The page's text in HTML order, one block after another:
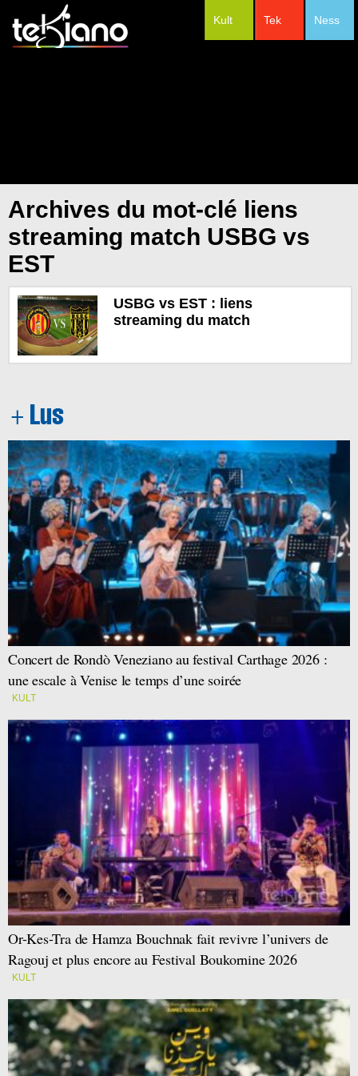
Ness
Tek
Kult
Archives du mot-clé liens
streaming match USBG vs
EST
USBG vs EST : liens
streaming du match
Concert de Rondò Veneziano au festival Carthage 2026 :
une escale à Venise le temps d’une soirée
KULT
Or-Kes-Tra de Hamza Bouchnak fait revivre l’univers de
Ragouj et plus encore au Festival Boukornine 2026
KULT